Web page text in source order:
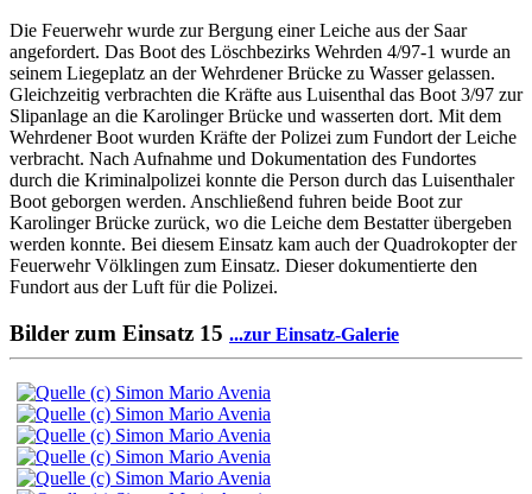
Die Feuerwehr wurde zur Bergung einer Leiche aus der Saar
angefordert. Das Boot des Löschbezirks Wehrden 4/97-1 wurde an
seinem Liegeplatz an der Wehrdener Brücke zu Wasser gelassen.
Gleichzeitig verbrachten die Kräfte aus Luisenthal das Boot 3/97 zur
Slipanlage an die Karolinger Brücke und wasserten dort. Mit dem
Wehrdener Boot wurden Kräfte der Polizei zum Fundort der Leiche
verbracht. Nach Aufnahme und Dokumentation des Fundortes
durch die Kriminalpolizei konnte die Person durch das Luisenthaler
Boot geborgen werden. Anschließend fuhren beide Boot zur
Karolinger Brücke zurück, wo die Leiche dem Bestatter übergeben
werden konnte. Bei diesem Einsatz kam auch der Quadrokopter der
Feuerwehr Völklingen zum Einsatz. Dieser dokumentierte den
Fundort aus der Luft für die Polizei.
Bilder zum Einsatz 15 ...zur Einsatz-Galerie